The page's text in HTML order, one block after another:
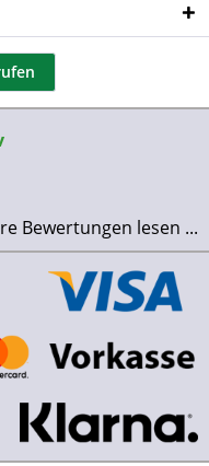
Bewertungen lesen ...